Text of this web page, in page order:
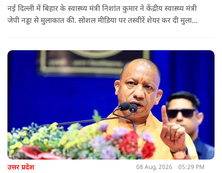
नई दिल्ली में बिहार के स्वास्थ्य मंत्री निशांत कुमार ने केंद्रीय स्वास्थ्य मंत्री
जेपी नड्डा से मुलाकात की. सोशल मीडिया पर तस्वीरें शेयर कर दी मुलाकात
उत्तर प्रदेश 08 Aug, 2026 05:29 PM